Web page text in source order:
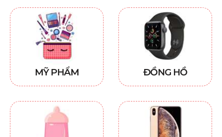
MỸ PHẨM ĐỒNG HỒ